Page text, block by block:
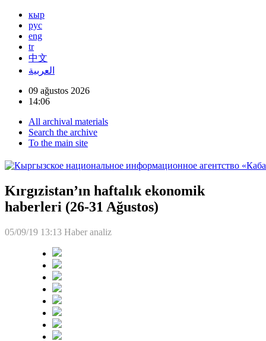
кыр
рус
eng
tr
中文
العربية
09 ağustos 2026
14:06
All archival materials
Search the archive
To the main site
Kırgızistan’ın haftalık ekonomik
haberleri (26-31 Ağustos)
05/09/19 13:13 Haber analiz